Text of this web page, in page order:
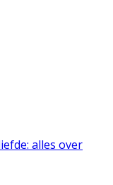
alles over